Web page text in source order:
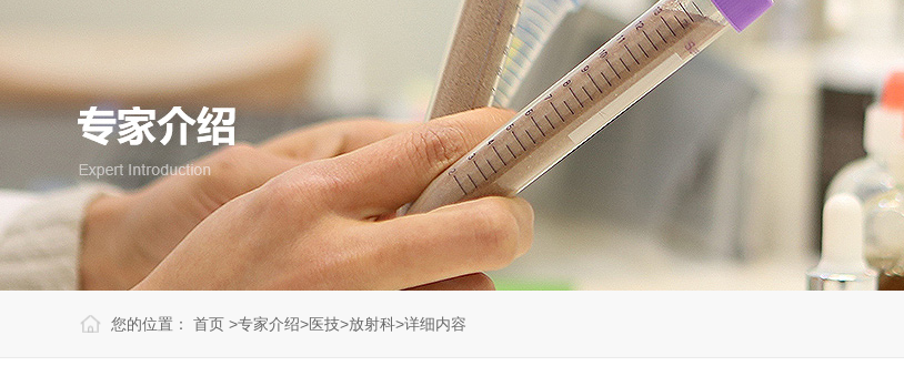
您的位置： 首页 >专家介绍>医技>放射科>详细内容